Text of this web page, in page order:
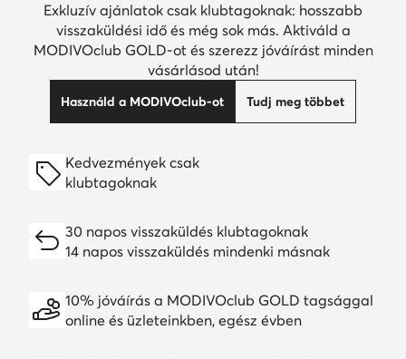
Exkluzív ajánlatok csak klubtagoknak: hosszabb
visszaküldési idő és még sok más. Aktiváld a
MODIVOclub GOLD-ot és szerezz jóváírást minden
vásárlásod után!
Használd a MODIVOclub-ot Tudj meg többet
Kedvezmények csak
klubtagoknak
30 napos visszaküldés klubtagoknak
14 napos visszaküldés mindenki másnak
10% jóváírás a MODIVOclub GOLD tagsággal
online és üzleteinkben, egész évben